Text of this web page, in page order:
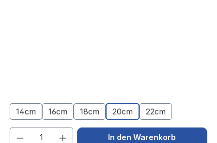
14cm 16cm 18cm 20cm 22cm
Produkt Anzahl: Gib denIn den Warenkorb